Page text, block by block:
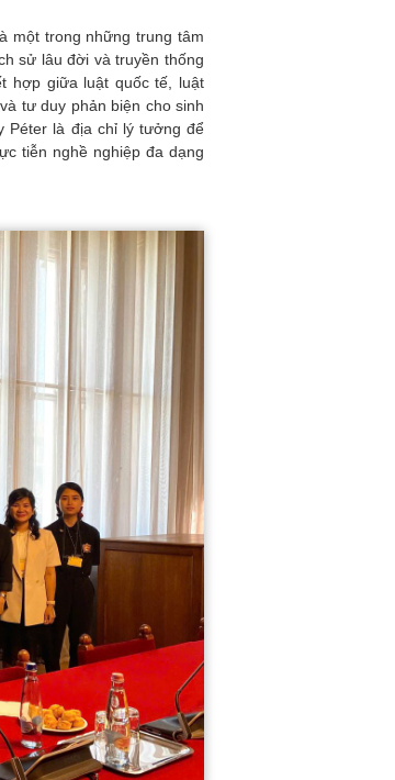
một trong những trung tâm
sử lâu đời và truyền thống
hợp giữa luật quốc tế, luật
tư duy phản biện cho sinh
Péter là địa chỉ lý tưởng để
tiễn nghề nghiệp đa dạng